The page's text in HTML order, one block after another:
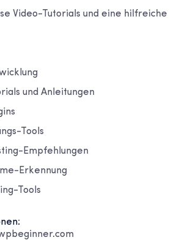
Video-Tutorials und eine hilfreiche
und Anleitungen
Tools
Empfehlungen
Erkennung
Tools